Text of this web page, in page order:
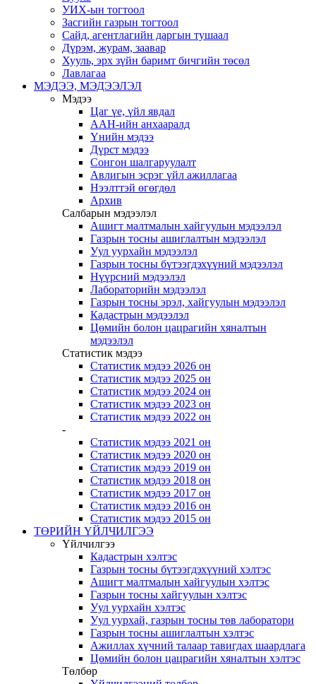
УИХ-ын тогтоол
Засгийн газрын тогтоол
Сайд, агентлагийн даргын тушаал
Дүрэм, журам, заавар
Хууль, эрх зүйн баримт бичгийн төсөл
Лавлагаа
МЭДЭЭ, МЭДЭЭЛЭЛ
Мэдээ
Цаг үе, үйл явдал
ААН-ийн анхааралд
Үнийн мэдээ
Дүрст мэдээ
Сонгон шалгаруулалт
Авлигын эсрэг үйл ажиллагаа
Нээлттэй өгөгдөл
Архив
Салбарын мэдээлэл
Ашигт малтмалын хайгуулын мэдээлэл
Газрын тосны ашиглалтын мэдээлэл
Уул уурхайн мэдээлэл
Газрын тосны бүтээгдэхүүний мэдээлэл
Нүүрсний мэдээлэл
Лабораторийн мэдээлэл
Газрын тосны эрэл, хайгуулын мэдээлэл
Кадастрын мэдээлэл
Цөмийн болон цацрагийн хяналтын
мэдээлэл
Статистик мэдээ
Статистик мэдээ 2026 он
Статистик мэдээ 2025 он
Статистик мэдээ 2024 он
Статистик мэдээ 2023 он
Статистик мэдээ 2022 он
-
Статистик мэдээ 2021 он
Статистик мэдээ 2020 он
Статистик мэдээ 2019 он
Статистик мэдээ 2018 он
Статистик мэдээ 2017 он
Статистик мэдээ 2016 он
Статистик мэдээ 2015 он
ТӨРИЙН ҮЙЛЧИЛГЭЭ
Үйлчилгээ
Кадастрын хэлтэс
Газрын тосны бүтээгдэхүүний хэлтэс
Ашигт малтмалын хайгуулын хэлтэс
Газрын тосны хайгуулын хэлтэс
Уул уурхайн хэлтэс
Уул уурхай, газрын тосны төв лаборатори
Газрын тосны ашиглалтын хэлтэс
Ажиллах хүчний талаар тавигдах шаардлага
Цөмийн болон цацрагийн хяналтын хэлтэс
Төлбөр